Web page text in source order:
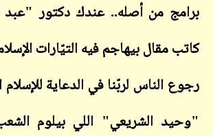
برامج من أصله.. عندك دكتور "عبد
كاتب مقال بيهاجم فيه التيّارات
رجوع الناس لربّنا في الدعاية
"وحيد الشريعي" اللي بيلوم